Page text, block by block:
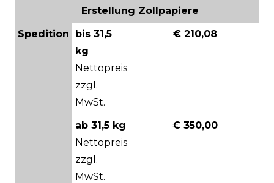
Erstellung Zollpapiere
Spedition
bis 31,5
kg
Nettopreis
zzgl.
MwSt.
€ 210,08
ab 31,5 kg
Nettopreis
zzgl.
MwSt.
€ 350,00